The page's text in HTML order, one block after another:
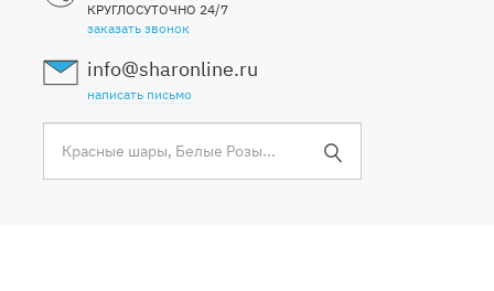
КРУГЛОСУТОЧНО 24/7
заказать звонок
info@sharonline.ru
написать письмо